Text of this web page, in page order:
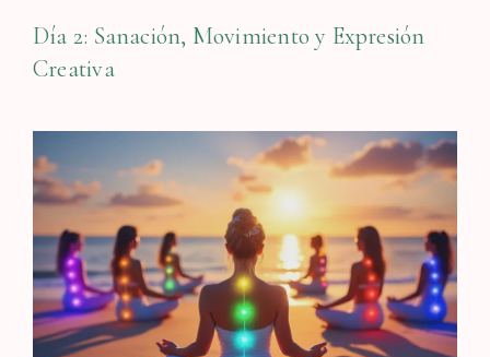
Día 2: Sanación, Movimiento y Expresión
Creativa